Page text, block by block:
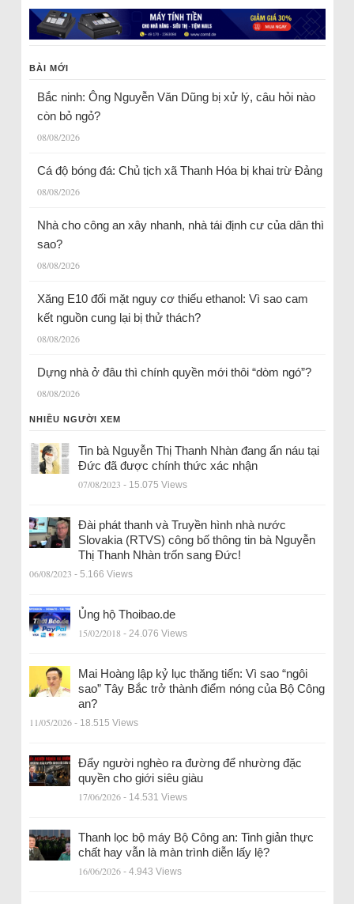
BÀI MỚI
Bắc ninh: Ông Nguyễn Văn Dũng bị xử lý, câu hỏi nào
còn bỏ ngỏ?
08/08/2026
Cá độ bóng đá: Chủ tịch xã Thanh Hóa bị khai trừ Đảng
08/08/2026
Nhà cho công an xây nhanh, nhà tái định cư của dân thì
sao?
08/08/2026
Xăng E10 đối mặt nguy cơ thiếu ethanol: Vì sao cam
kết nguồn cung lại bị thử thách?
08/08/2026
Dựng nhà ở đâu thì chính quyền mới thôi “dòm ngó”?
08/08/2026
NHIỀU NGƯỜI XEM
Tin bà Nguyễn Thị Thanh Nhàn đang ẩn náu tại
Đức đã được chính thức xác nhận
07/08/2023 - 15.075 Views
Đài phát thanh và Truyền hình nhà nước
Slovakia (RTVS) công bố thông tin bà Nguyễn
Thị Thanh Nhàn trốn sang Đức!
06/08/2023 - 5.166 Views
Ủng hộ Thoibao.de
15/02/2018 - 24.076 Views
Mai Hoàng lập kỷ lục thăng tiến: Vì sao “ngôi
sao” Tây Bắc trở thành điểm nóng của Bộ Công
an?
11/05/2026 - 18.515 Views
Đẩy người nghèo ra đường để nhường đặc
quyền cho giới siêu giàu
17/06/2026 - 14.531 Views
Thanh lọc bộ máy Bộ Công an: Tinh giản thực
chất hay vẫn là màn trình diễn lấy lệ?
16/06/2026 - 4.943 Views